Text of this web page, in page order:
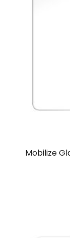
Mobilize